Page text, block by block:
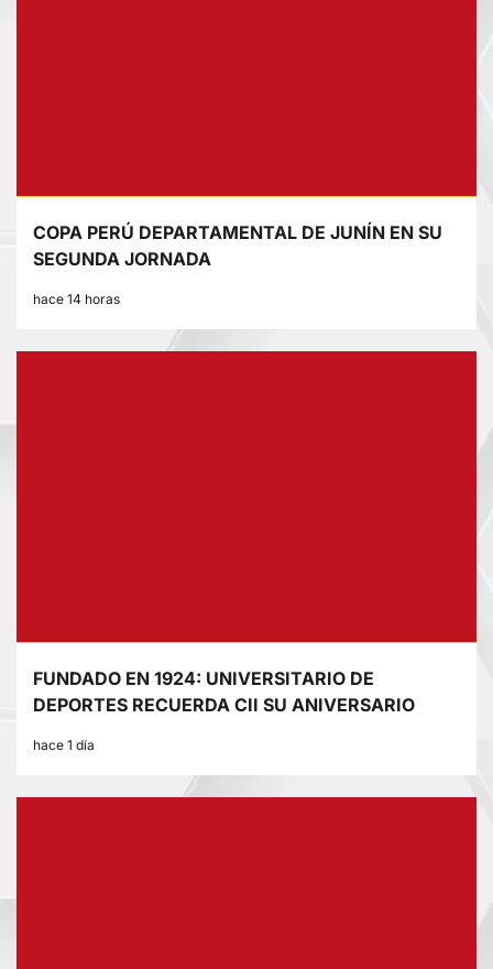
COPA PERÚ DEPARTAMENTAL DE JUNÍN EN SU
SEGUNDA JORNADA
hace 14 horas
FUNDADO EN 1924: UNIVERSITARIO DE
DEPORTES RECUERDA CII SU ANIVERSARIO
hace 1 día